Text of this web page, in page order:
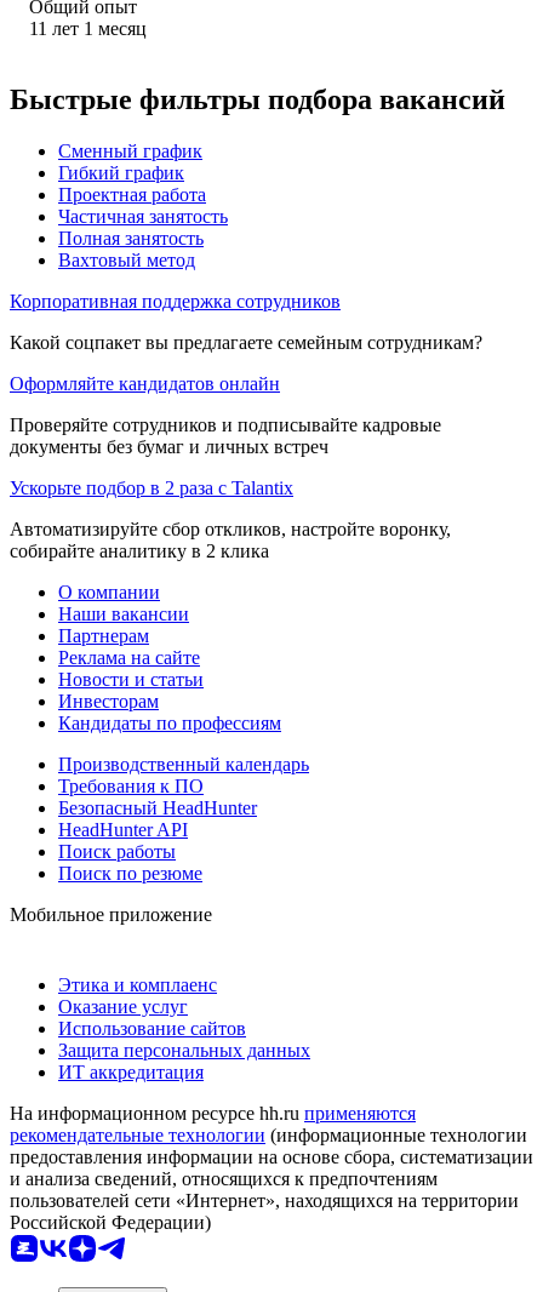
Общий опыт
11 лет 1 месяц
Быстрые фильтры подбора вакансий
Сменный график
Гибкий график
Проектная работа
Частичная занятость
Полная занятость
Вахтовый метод
Корпоративная поддержка сотрудников
Какой соцпакет вы предлагаете семейным сотрудникам?
Оформляйте кандидатов онлайн
Проверяйте сотрудников и подписывайте кадровые
документы без бумаг и личных встреч
Ускорьте подбор в 2 раза с Talantix
Автоматизируйте сбор откликов, настройте воронку,
собирайте аналитику в 2 клика
О компании
Наши вакансии
Партнерам
Реклама на сайте
Новости и статьи
Инвесторам
Кандидаты по профессиям
Производственный календарь
Требования к ПО
Безопасный HeadHunter
HeadHunter API
Поиск работы
Поиск по резюме
Мобильное приложение
Этика и комплаенс
Оказание услуг
Использование сайтов
Защита персональных данных
ИТ аккредитация
На информационном ресурсе hh.ru применяются
рекомендательные технологии (информационные технологии
предоставления информации на основе сбора, систематизации
и анализа сведений, относящихся к предпочтениям
пользователей сети «Интернет», находящихся на территории
Российской Федерации)